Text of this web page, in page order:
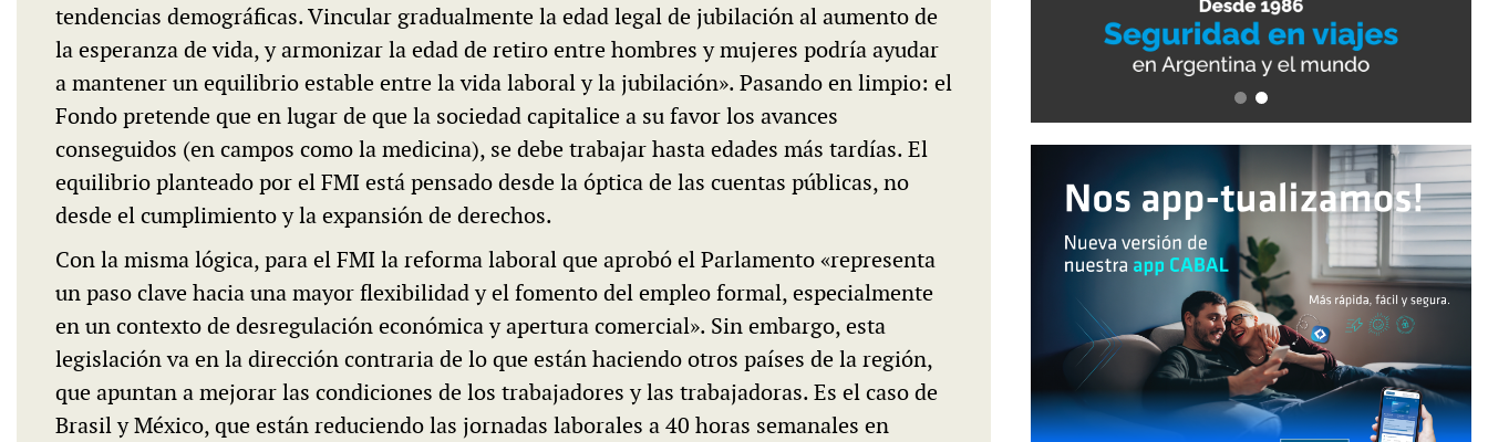
tendencias demográficas. Vincular gradualmente la edad legal de jubilación al aumento de
la esperanza de vida, y armonizar la edad de retiro entre hombres y mujeres podría ayudar
a mantener un equilibrio estable entre la vida laboral y la jubilación». Pasando en limpio: el
Fondo pretende que en lugar de que la sociedad capitalice a su favor los avances
conseguidos (en campos como la medicina), se debe trabajar hasta edades más tardías. El
equilibrio planteado por el FMI está pensado desde la óptica de las cuentas públicas, no
desde el cumplimiento y la expansión de derechos.
Con la misma lógica, para el FMI la reforma laboral que aprobó el Parlamento «representa
un paso clave hacia una mayor flexibilidad y el fomento del empleo formal, especialmente
en un contexto de desregulación económica y apertura comercial». Sin embargo, esta
legislación va en la dirección contraria de lo que están haciendo otros países de la región,
que apuntan a mejorar las condiciones de los trabajadores y las trabajadoras. Es el caso de
Brasil y México, que están reduciendo las jornadas laborales a 40 horas semanales en